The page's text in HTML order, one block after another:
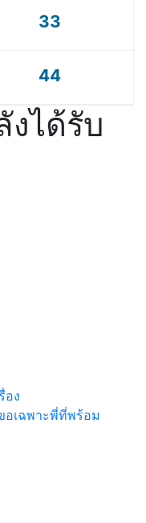
33
44
ได้รับ
อง
อเฉพาะพี่ที่พร้อม